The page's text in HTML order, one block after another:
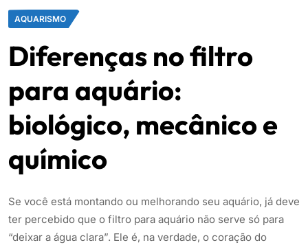
AQUARISMO
Diferenças no filtro
para aquário:
biológico, mecânico e
químico
Se você está montando ou melhorando seu aquário, já deve
ter percebido que o filtro para aquário não serve só para
“deixar a água clara”. Ele é, na verdade, o coração do